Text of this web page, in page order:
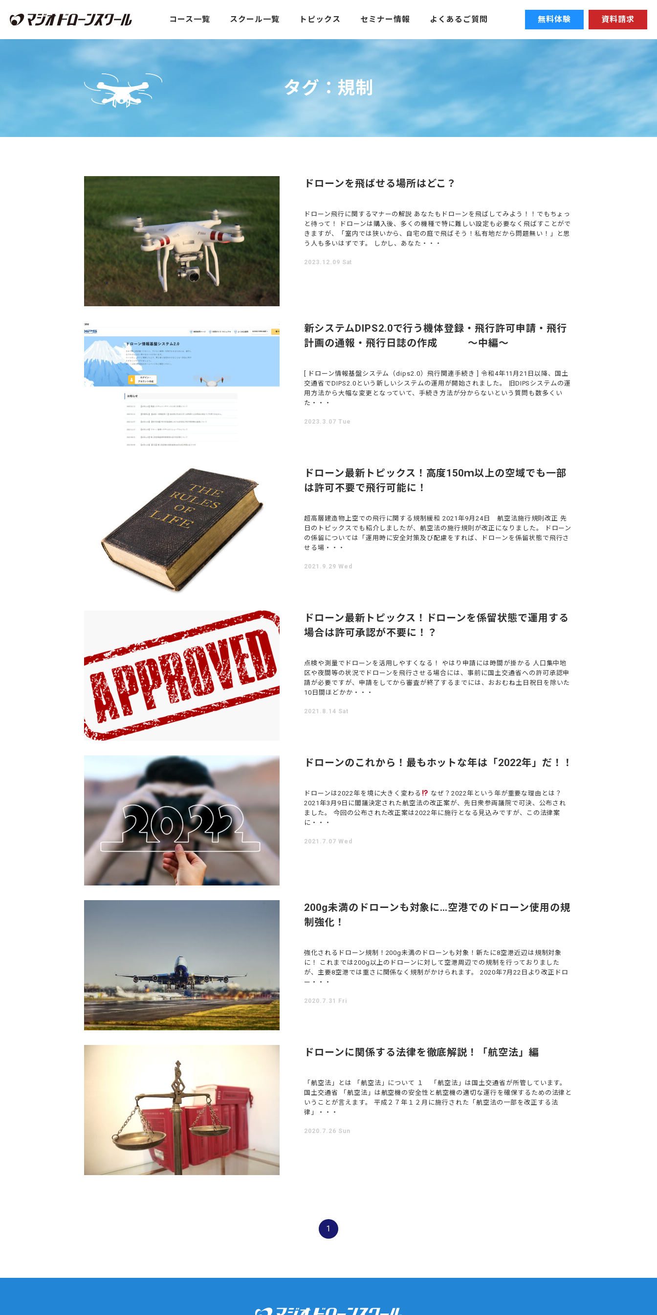
コース一覧 スクール一覧 トピックス セミナー情報 よくあるご質問 無料体験 資料請求
タグ：規制
ドローンを飛ばせる場所はどこ？
ドローン飛行に関するマナーの解説 あなたもドローンを飛ばしてみよう！！でもちょっ
と待って！ ドローンは購入後、多くの機種で特に難しい設定も必要なく飛ばすことがで
きますが、「室内では狭いから、自宅の庭で飛ばそう！私有地だから問題無い！」と思
う人も多いはずです。 しかし、あなた・・・
2023.12.09 Sat
新システムDIPS2.0で行う機体登録・飛行許可申請・飛行
計画の通報・飛行日誌の作成 ～中編～
[ ドローン情報基盤システム（dips2.0）飛行関連手続き ] 令和4年11月21日以降、国土
交通省でDIPS2.0という新しいシステムの運用が開始されました。 旧DIPSシステムの運
用方法から大幅な変更となっていて、手続き方法が分からないという質問も数多くい
た・・・
2023.3.07 Tue
ドローン最新トピックス！高度150ｍ以上の空域でも一部
は許可不要で飛行可能に！
超高層建造物上空での飛行に関する規制緩和 2021年9月24日 航空法施行規則改正 先
日のトピックスでも紹介しましたが、航空法の施行規則が改正になりました。 ドローン
の係留については「運用時に安全対策及び配慮をすれば、ドローンを係留状態で飛行さ
せる場・・・
2021.9.29 Wed
ドローン最新トピックス！ドローンを係留状態で運用する
場合は許可承認が不要に！？
点検や測量でドローンを活用しやすくなる！ やはり申請には時間が掛かる 人口集中地
区や夜間等の状況でドローンを飛行させる場合には、事前に国土交通省への許可承認申
請が必要ですが、申請をしてから審査が終了するまでには、おおむね土日祝日を除いた
10日間ほどかか・・・
2021.8.14 Sat
ドローンのこれから！最もホットな年は「2022年」だ！！
ドローンは2022年を境に大きく変わる
なぜ？2022年という年が重要な理由とは？
2021年3月9日に閣議決定された航空法の改正案が、先日衆参両議院で可決、公布され
ました。 今回の公布された改正案は2022年に施行となる見込みですが、この法律案
に・・・
2021.7.07 Wed
200g未満のドローンも対象に…空港でのドローン使用の規
制強化！
強化されるドローン規制！200g未満のドローンも対象！新たに8空港近辺は規制対象
に！ これまでは200g以上のドローンに対して空港周辺での規制を行っておりました
が、主要8空港では重さに関係なく規制がかけられます。 2020年7月22日より改正ドロ
ー・・・
2020.7.31 Fri
ドローンに関係する法律を徹底解説！「航空法」編
「航空法」とは 「航空法」について １ 「航空法」は国土交通省が所管しています。
国土交通省 「航空法」は航空機の安全性と航空機の適切な運行を確保するための法律と
いうことが言えます。 平成２７年１２月に施行された「航空法の一部を改正する法
律」・・・
2020.7.26 Sun
1